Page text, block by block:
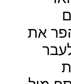
את